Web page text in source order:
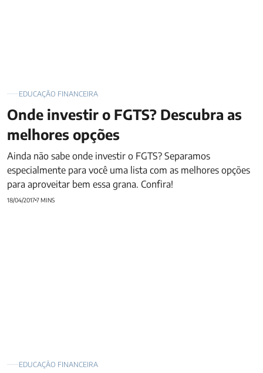
EDUCAÇÃO FINANCEIRA
Onde investir o FGTS? Descubra as
melhores opções
Ainda não sabe onde investir o FGTS? Separamos
especialmente para você uma lista com as melhores opções
para aproveitar bem essa grana. Confira!
18/04/20177 MINS
EDUCAÇÃO FINANCEIRA